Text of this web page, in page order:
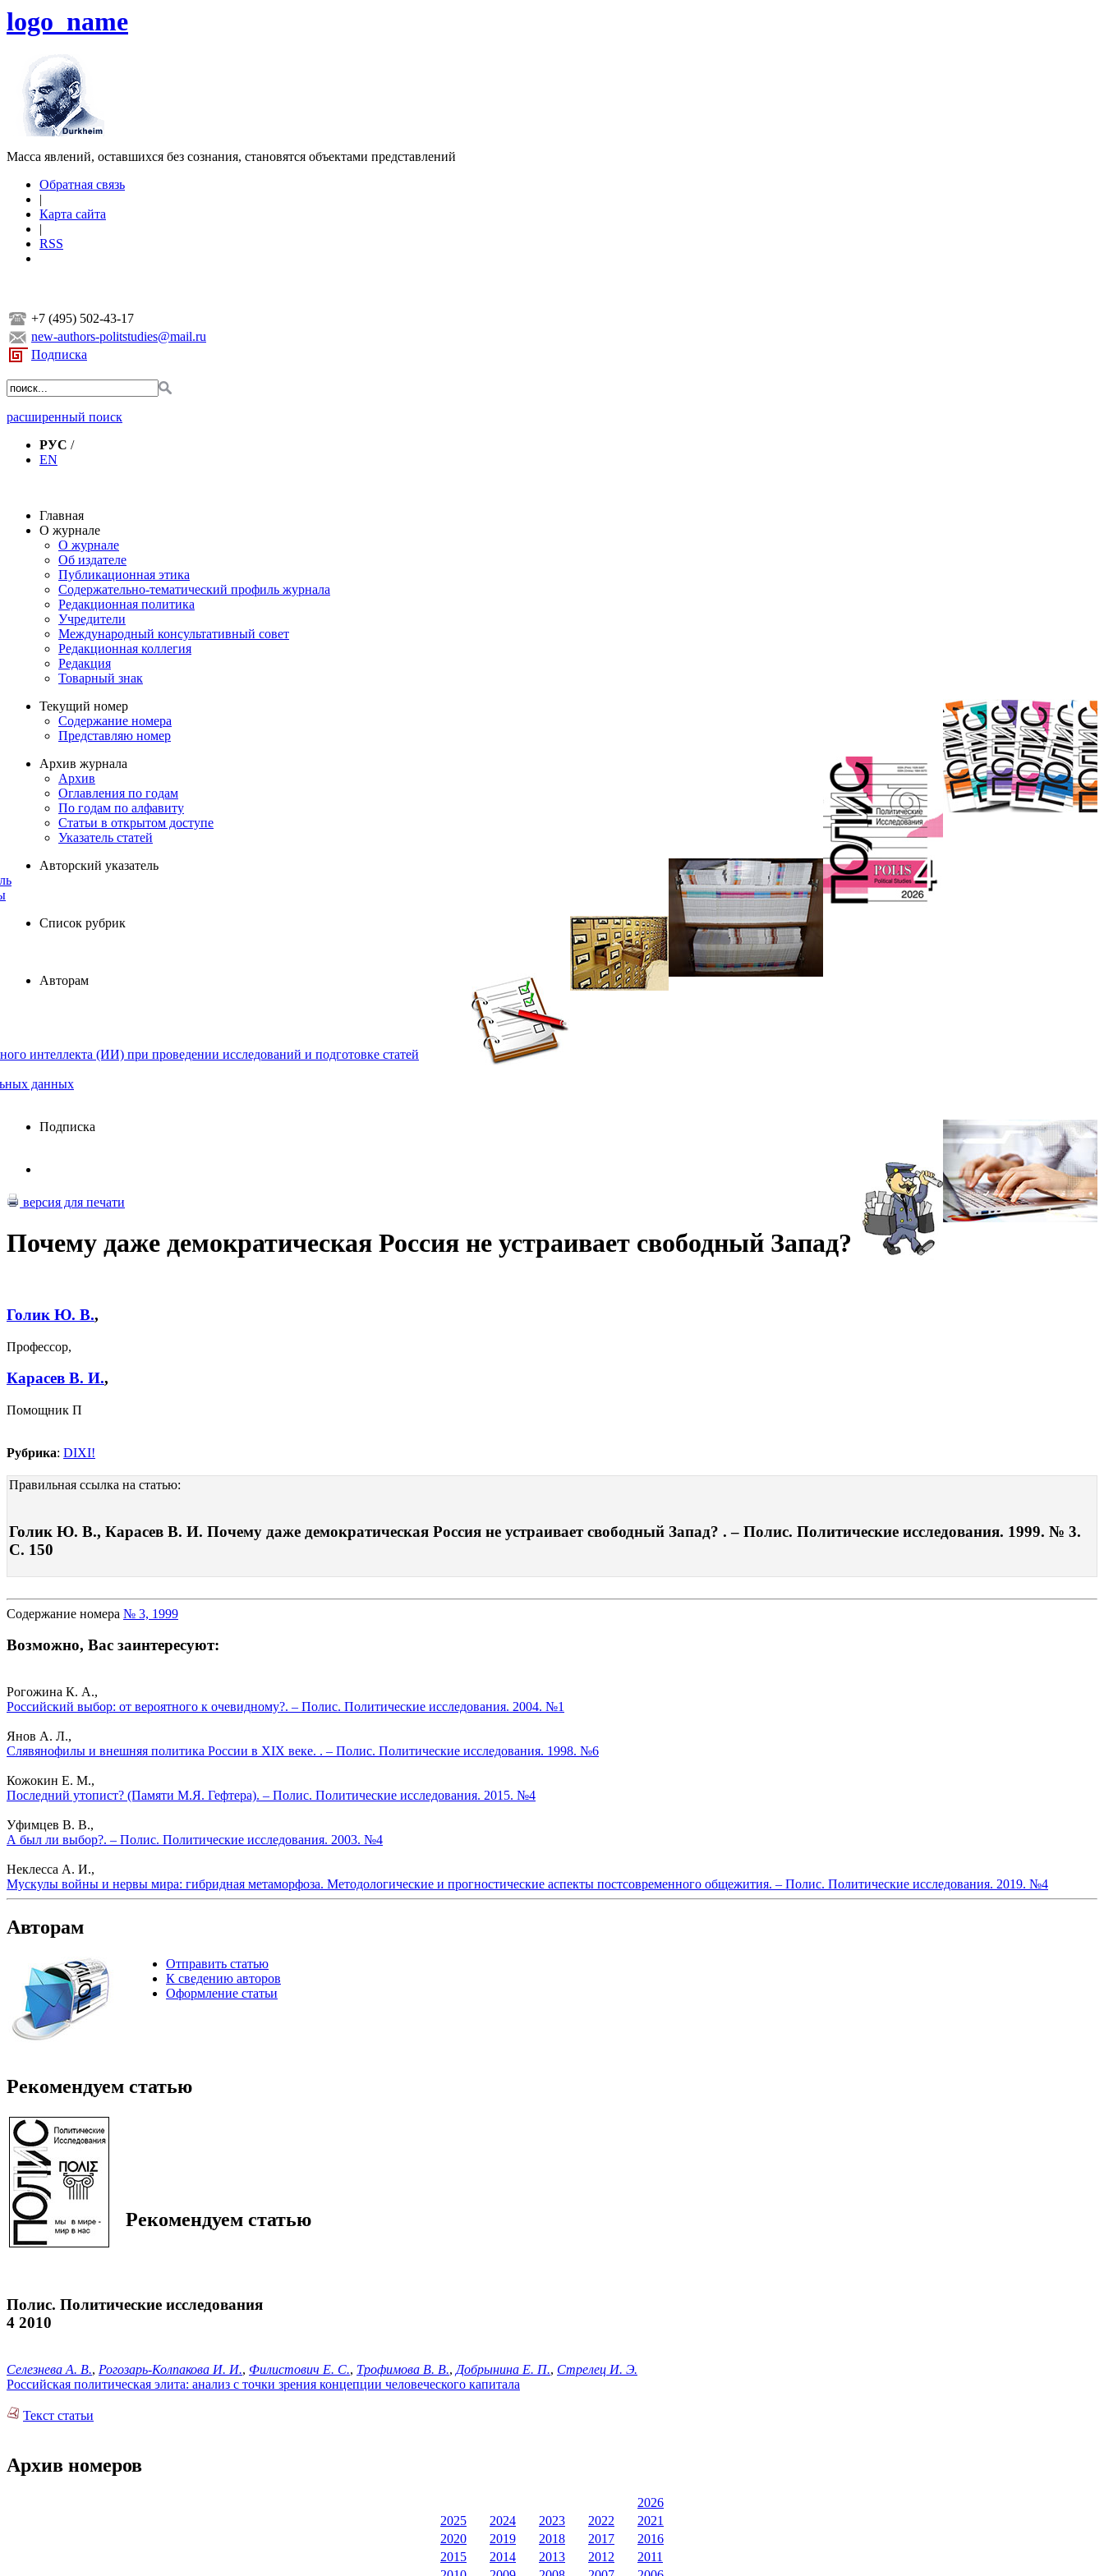
logo_name
Масса явлений, оставшихся без сознания, становятся объектами представлений
Обратная связь
|
Карта сайта
|
RSS
+7 (495) 502-43-17
new-authors-politstudies@mail.ru
Подписка
расширенный поиск
РУС /
EN
Главная
О журнале
О журнале
Об издателе
Публикационная этика
Содержательно-тематический профиль журнала
Редакционная политика
Учредители
Международный консультативный совет
Редакционная коллегия
Редакция
Товарный знак
Текущий номер
Содержание номера
Представляю номер
Архив журнала
Архив
Оглавления по годам
По годам по алфавиту
Статьи в открытом доступе
Указатель статей
Авторский указатель
Список рубрик
Авторам
интеллекта (ИИ) при проведении исследований и подготовке статей
данных
Подписка
версия для печати
Почему даже демократическая Россия не устраивает свободный Запад?
Голик Ю. В.,
Профессор,
Карасев В. И.,
Помощник П
Рубрика: DIXI!
Правильная ссылка на статью:
Голик Ю. В., Карасев В. И. Почему даже демократическая Россия не устраивает свободный Запад? . – Полис. Политические исследования. 1999. № 3.
С. 150
Содержание номера № 3, 1999
Возможно, Вас заинтересуют:
Рогожина К. А.,
Российский выбор: от вероятного к очевидному?. – Полис. Политические исследования. 2004. №1
Янов А. Л.,
Слявянофилы и внешняя политика России в XIX веке. . – Полис. Политические исследования. 1998. №6
Кожокин Е. М.,
Последний утопист? (Памяти М.Я. Гефтера). – Полис. Политические исследования. 2015. №4
Уфимцев В. В.,
А был ли выбор?. – Полис. Политические исследования. 2003. №4
Неклесса А. И.,
Мускулы войны и нервы мира: гибридная метаморфоза. Методологические и прогностические аспекты постсовременного общежития. – Полис. Политические исследования. 2019. №4
Авторам
Отправить статью
К сведению авторов
Оформление статьи
Рекомендуем статью
Рекомендуем статью
Полис. Политические исследования
4 2010
Селезнева А. В., Рогозарь-Колпакова И. И., Филистович Е. С., Трофимова В. В., Добрынина Е. П., Стрелец И. Э.
Российская политическая элита: анализ с точки зрения концепции человеческого капитала
Текст статьи
Архив номеров
2026
2025
2024 2023 2022
2021
2020
2019 2018 2017
2016
2015
2014 2013 2012
2011